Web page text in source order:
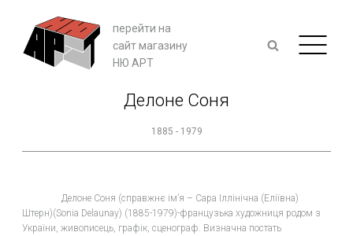
перейти на
сайт магазину
НЮ АРТ
Делоне Соня
1885 - 1979
Делоне Соня (справжнє ім’я – Сара Іллінічна (Еліївна)
Штерн)(Sonia Delaunay) (1885-1979)-французька художниця родом з
України, живописець, графік, сценограф. Визначна постать